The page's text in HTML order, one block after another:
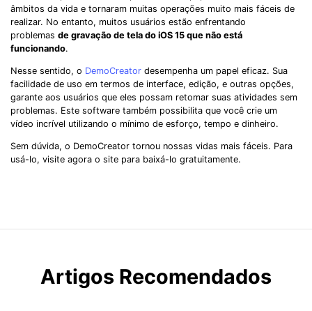
âmbitos da vida e tornaram muitas operações muito mais fáceis de
realizar. No entanto, muitos usuários estão enfrentando
problemas de gravação de tela do iOS 15 que não está
funcionando.
Nesse sentido, o DemoCreator desempenha um papel eficaz. Sua
facilidade de uso em termos de interface, edição, e outras opções,
garante aos usuários que eles possam retomar suas atividades sem
problemas. Este software também possibilita que você crie um
vídeo incrível utilizando o mínimo de esforço, tempo e dinheiro.
Sem dúvida, o DemoCreator tornou nossas vidas mais fáceis. Para
usá-lo, visite agora o site para baixá-lo gratuitamente.
Artigos Recomendados